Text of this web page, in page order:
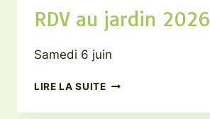
RDV au jardin 2026
Samedi 6 juin
LIRE LA SUITERDV
JARDIN